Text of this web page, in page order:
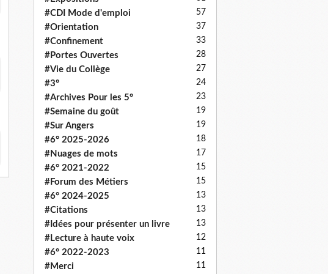
#CDI Mode d'emploi 57
#Orientation 37
#Confinement 33
#Portes Ouvertes 28
#Vie du Collège 27
#3° 24
#Archives Pour les 5° 23
#Semaine du goût 19
#Sur Angers 19
#6° 2025-2026 18
#Nuages de mots 17
#6° 2021-2022 15
#Forum des Métiers 15
#6° 2024-2025 13
#Citations 13
#Idées pour présenter un livre 13
#Lecture à haute voix 12
#6° 2022-2023 11
#Merci 11